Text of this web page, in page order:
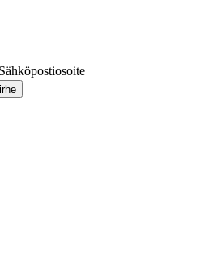
Sähköpostiosoite